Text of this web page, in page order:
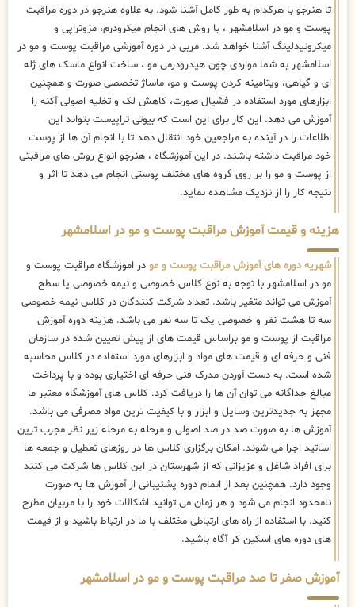
تا هنرجو با هرکدام به طور کامل آشنا شود. به علاوه هنرجو در دوره مراقبت
پوست و مو در اسلامشهر ، با روش های انجام میکرودرم، مزوتراپی و
میکرونیدلینگ آشنا خواهد شد. مربی در دوره آموزشی مراقبت پوست و مو در
اسلامشهر به شما مواردی چون هیدرودرمی مو ، ساخت انواع ماسک های ژله
ای و گیاهی، ویتامینه کردن پوست و مو، ماساژ تخصصی صورت و همچنین
ابزارهای مورد استفاده در فشیال صورت، کاهش لک و تخلیه اصولی آکنه را
آموزش می دهد. این کار برای این است که بیوتی تراپیست بتواند این
اطلاعات را در آینده به مراجعین خود انتقال دهد تا با انجام آن ها از پوست
خود مراقبت داشته باشند. در این آموزشگاه ، هنرجو انواع روش های مراقبتی
از پوست و مو را بر روی گروه های مختلف پوستی انجام می دهد تا اثر و
نتیجه کار را از نزدیک مشاهده نماید.
هزینه و قیمت آموزش مراقبت پوست و مو در اسلامشهر
شهریه دوره های آموزش مراقبت پوست و مو در اموزشگاه مراقبت پوست و
مو در اسلامشهر با توجه به نوع کلاس خصوصی و نیمه خصوصی یا سطح
آموزش می تواند متغیر باشد. تعداد شرکت کنندگان در کلاس نیمه خصوصی
سه تا هشت نفر و خصوصی یک تا سه نفر می باشد. هزینه دوره آموزش
مراقبت از پوست و مو براساس قیمت های از پیش تعیین شده در سازمان
فنی و حرفه ای و قیمت های مواد و ابزارهای مورد استفاده در کلاس محاسبه
شده است. به دست آوردن مدرک فنی حرفه ای اختیاری بوده و با پرداخت
مبالغ جداگانه می توان آن ها را دریافت کرد. کلاس های آموزشگاه معتبر ما
مجهز به جدیدترین وسایل و ابزار و با کیفیت ترین مواد مصرفی می باشد.
آموزش ها به صورت صد در صد اصولی و مرحله به مرحله زیر نظر مجرب ترین
اساتید اجرا می شوند. امکان برگزاری کلاس ها در روزهای تعطیل و جمعه ها
برای افراد شاغل و عزیزانی که از شهرستان در این کلاس ها شرکت می کنند
وجود دارد. همچنین بعد از اتمام دوره پشتیبانی از آموزش ها به صورت
نامحدود انجام می شود و هر زمان می توانید اشکالات خود را با مربیان مطرح
کنید. با استفاده از راه های ارتباطی مختلف با ما در ارتباط باشید و از قیمت
های دوره های اسکین کر آگاه باشید.
آموزش صفر تا صد مراقبت پوست و مو در اسلامشهر